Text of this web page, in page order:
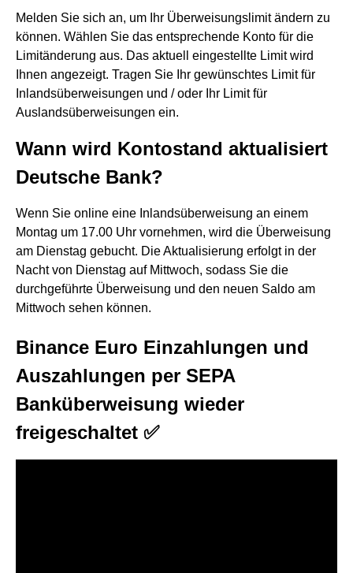
Melden Sie sich an, um Ihr Überweisungslimit ändern zu
können. Wählen Sie das entsprechende Konto für die
Limitänderung aus. Das aktuell eingestellte Limit wird
Ihnen angezeigt. Tragen Sie Ihr gewünschtes Limit für
Inlandsüberweisungen und / oder Ihr Limit für
Auslandsüberweisungen ein.
Wann wird Kontostand aktualisiert
Deutsche Bank?
Wenn Sie online eine Inlandsüberweisung an einem
Montag um 17.00 Uhr vornehmen, wird die Überweisung
am Dienstag gebucht. Die Aktualisierung erfolgt in der
Nacht von Dienstag auf Mittwoch, sodass Sie die
durchgeführte Überweisung und den neuen Saldo am
Mittwoch sehen können.
Binance Euro Einzahlungen und
Auszahlungen per SEPA
Banküberweisung wieder
freigeschaltet ✅